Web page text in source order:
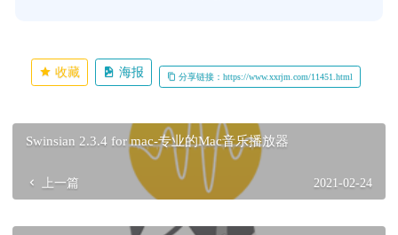
收藏 海报 分享链接：https://www.xxrjm.com/11451.html
Swinsian 2.3.4 for mac-专业的Mac音乐播放器
上一篇 2021-02-24